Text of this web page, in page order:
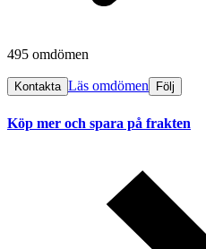
495 omdömen
Kontakta Läs omdömen Följ
Köp mer och spara på frakten